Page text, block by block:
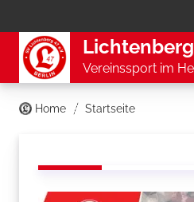
Vereinssport im
Home Startseite